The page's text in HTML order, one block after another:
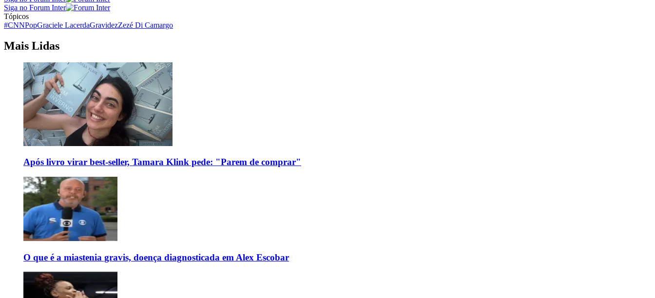
Siga no Forum Inter
Tópicos
#CNNPopGraciele LacerdaGravidezZezé Di Camargo
Mais Lidas
Após livro virar best-seller, Tamara Klink pede: "Parem de comprar"
O que é a miastenia gravis, doença diagnosticada em Alex Escobar